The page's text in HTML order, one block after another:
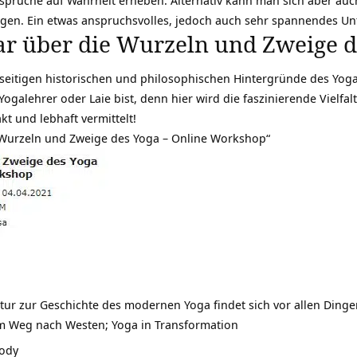
Ein etwas anspruchsvolles, jedoch auch sehr spannendes
über die Wurzeln und Zweige
historischen und philosophischen Hintergründe des
oder Laie bist, denn hier wird die faszinierende
und lebhaft vermittelt!
und Zweige des Yoga – Online Workshop“
zur Geschichte des modernen Yoga findet sich vor allen
Weg nach Westen; Yoga in Transformation